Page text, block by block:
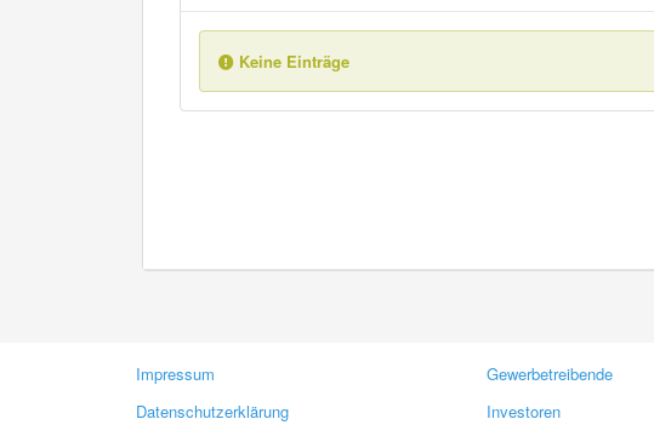
Keine Einträge
Impressum
Datenschutzerklärung
Gewerbetreibende
Investoren